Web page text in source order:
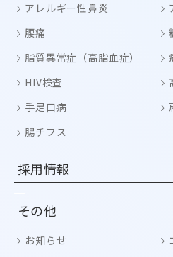
アレルギー性鼻炎
腰痛
脂質異常症（高脂血症）
HIV検査
手足口病
腸チフス
採用情報
その他
お知らせ